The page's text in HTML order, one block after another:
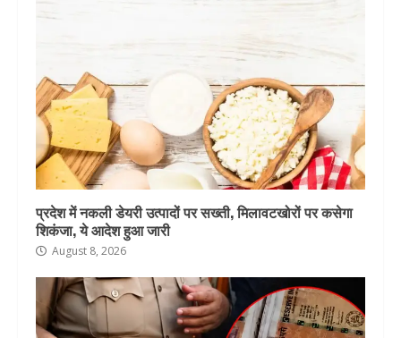
प्रदेश में नकली डेयरी उत्पादों पर सख्ती, मिलावटखोरों पर कसेगा
शिकंजा, ये आदेश हुआ जारी
August 8, 2026